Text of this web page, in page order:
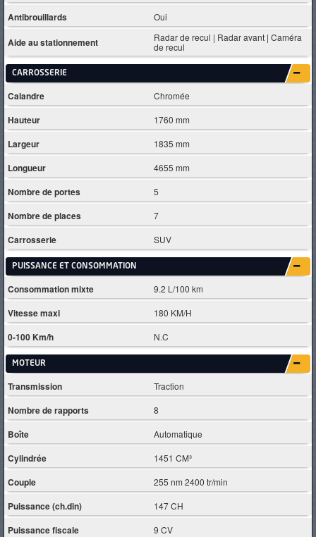
Antibrouillards Oui
Aide au stationnement
Radar de recul | Radar avant | Caméra
de recul
CARROSSERIE
Calandre Chromée
Hauteur 1760 mm
Largeur 1835 mm
Longueur 4655 mm
Nombre de portes 5
Nombre de places 7
Carrosserie SUV
PUISSANCE ET CONSOMMATION
Consommation mixte 9.2 L/100 km
Vitesse maxi 180 KM/H
0-100 Km/h N.C
MOTEUR
Transmission Traction
Nombre de rapports 8
Boîte Automatique
Cylindrée 1451 CM³
Couple 255 nm 2400 tr/min
Puissance (ch.din) 147 CH
Puissance fiscale 9 CV